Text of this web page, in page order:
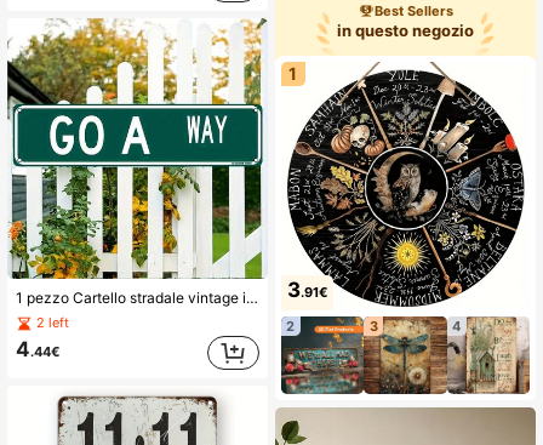
1 pezzo Cartello stradale vintage in metallo "Go Away" - Arte da parete umoristica per casa, camera da letto, salotto da uomo, bar - Durevole, resistente alle intemperie, facile da installare - 16x4 pollici - Cartello decorativo multifunzione per interni/esterni, solo per uso decorativo, con fori pre-forati come mostrato nella tabella delle dimensioni
2 left
4.44€
Best Sellers
in questo negozio
1
3.91€
2 3 4